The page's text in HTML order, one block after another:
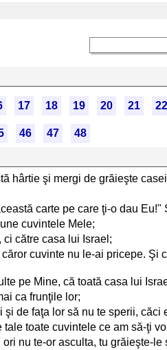
17 18 19 20 21 22
46 47
48
hârtie şi mergi de grăieşte
carte pe care ţi-o dau
cuvintele Mele;
către casa lui Israel;
cuvinte nu le-ai pricepe. Şi
pe Mine, că toată casa lui
ca frunţile lor;
de faţa lor să nu te sperii, căci
toate cuvintele ce am să-ţi
nu te-or asculta, tu grăieşte-